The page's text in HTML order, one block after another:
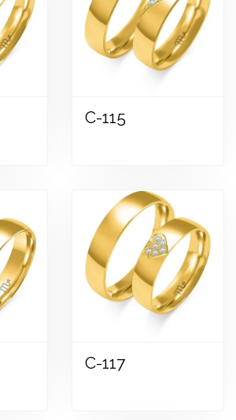
Zobraziť
C-115
Zobraziť
C-117